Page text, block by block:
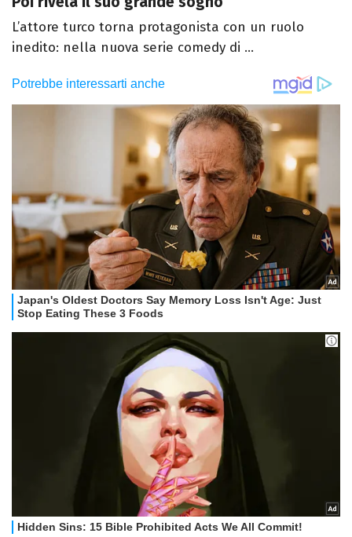
L’attore turco torna protagonista con un ruolo
inedito: nella nuova serie comedy di ...